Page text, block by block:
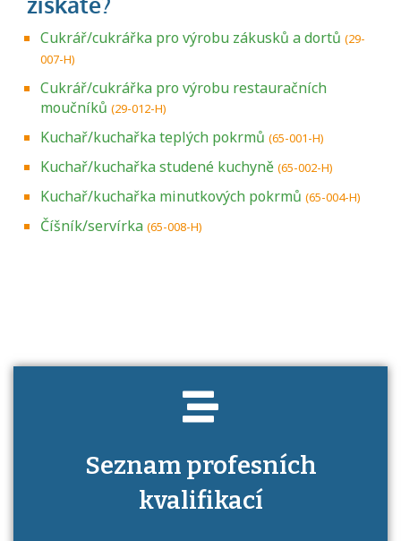
Cukrář/cukrářka pro výrobu zákusků a dortů (29-
007-H)
Cukrář/cukrářka pro výrobu restauračních
moučníků (29-012-H)
Kuchař/kuchařka teplých pokrmů (65-001-H)
Kuchař/kuchařka studené kuchyně (65-002-H)
Kuchař/kuchařka minutkových pokrmů (65-004-H)
Číšník/servírka (65-008-H)
Seznam profesních
kvalifikací
Projděte si seznam profesních kvalifikací.